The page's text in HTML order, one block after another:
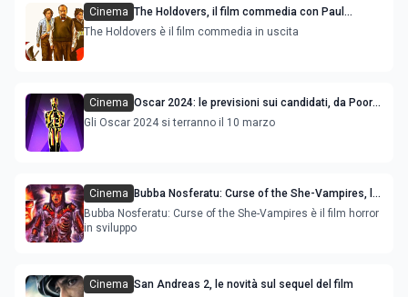
Cinema The Holdovers, il film commedia con Paul
Giamatti e Da'Vine Joy Randolph
The Holdovers è il film commedia in uscita
Cinema Oscar 2024: le previsioni sui candidati, da Poor
Things a Oppenheimer
Gli Oscar 2024 si terranno il 10 marzo
Cinema
Bubba Nosferatu: Curse of the She-Vampires, le
novità sul sequel del film
Bubba Nosferatu: Curse of the She-Vampires è il film horror
in sviluppo
Cinema San Andreas 2, le novità sul sequel del film